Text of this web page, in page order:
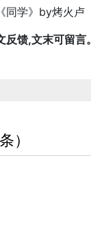
《同学》by烤火卢
馈,文末可留言。
）